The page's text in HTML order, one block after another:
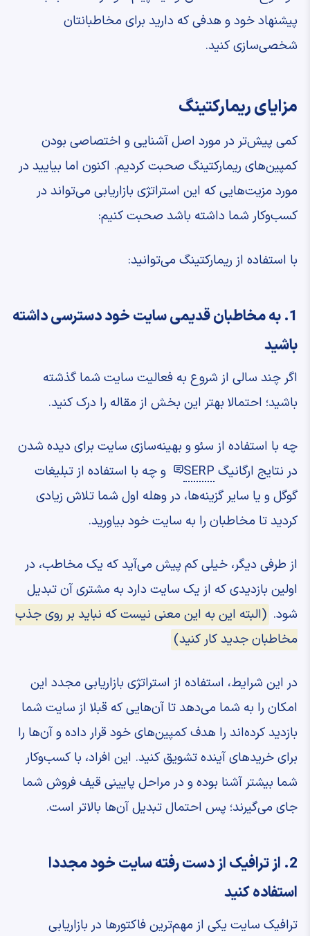
پیشنهاد خود و هدفی که دارید برای مخاطبانتان
شخصی‌سازی کنید.
مزایای ریمارکتینگ
کمی پیش‌تر در مورد اصل آشنایی و اختصاصی بودن
کمپین‌های ریمارکتینگ صحبت کردیم. اکنون اما بیایید در
مورد مزیت‌هایی که این استراتژی بازاریابی می‌تواند در
کسب‌وکار شما داشته باشد صحبت کنیم:
با استفاده از ریمارکتینگ می‌توانید:
1. به مخاطبان قدیمی سایت خود دسترسی داشته
باشید
اگر چند سالی از شروع به فعالیت سایت شما گذشته
باشید؛ احتمالا بهتر این بخش از مقاله را درک کنید.
چه با استفاده از سئو و بهینه‌سازی سایت برای دیده شدن
در نتایج ارگانیگ SERP
و چه با استفاده از تبلیغات
گوگل و یا سایر گزینه‌ها، در وهله اول شما تلاش زیادی
کردید تا مخاطبان را به سایت خود بیاورید.
از طرفی دیگر، خیلی کم پیش می‌آید که یک مخاطب، در
اولین بازدیدی که از یک سایت دارد به مشتری آن تبدیل
شود. (البته این به این معنی نیست که نباید بر روی جذب
مخاطبان جدید کار کنید)
در این شرایط، استفاده از استراتژی بازاریابی مجدد این
امکان را به شما می‌دهد تا آن‌هایی که قبلا از سایت شما
بازدید کرده‌اند را هدف کمپین‌های خود قرار داده و آن‌ها را
برای خریدهای آینده تشویق کنید. این افراد، با کسب‌وکار
شما بیشتر آشنا بوده و در مراحل پایینی قیف فروش شما
جای می‌گیرند؛ پس احتمال تبدیل آن‌ها بالاتر است.
2. از ترافیک از دست رفته سایت خود مجددا
استفاده کنید
ترافیک سایت یکی از مهم‌ترین فاکتورها در بازاریابی